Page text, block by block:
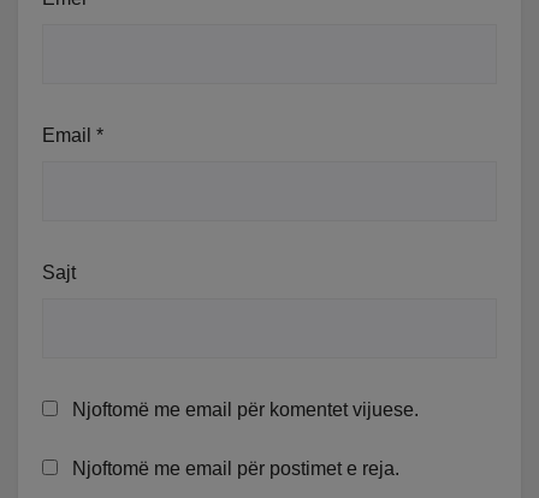
Email *
Sajt
Njoftomë me email për komentet vijuese.
Njoftomë me email për postimet e reja.